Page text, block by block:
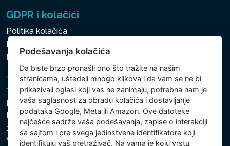
GDPR i kolačići
Politika kolačića
Politika zaštite ličnih i drugih obrađivanih podataka
Politika kolačića
Intex Trading, s.r.o.
Hradecká 2526/3
130 00 Praha 3
Vinohrady - Česká republika
Podešavanja kolačića
Da biste brzo pronašli ono što tražite na našim
stranicama, uštedeli mnogo klikova i da vam se ne bi
prikazivali oglasi koji vas ne zanimaju, potrebna nam je
vaša saglasnost zaobradu kolačića i dostavljanje
podataka Google, Meta ili Amazon. Ove datoteke
najčešće sadrže vaša podešavanja, zapise o interakciji
sa sajtom i pre svega jedinstvene identifikatore koji
identifikuju vaš pretraživač. Na vama je koju vrstu